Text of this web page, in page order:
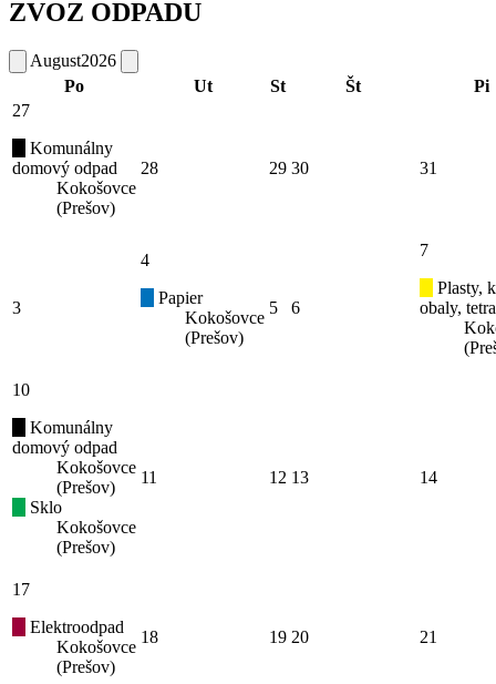
ZVOZ ODPADU
August2026
Po
Ut St Št
Pi
27
Komunálny
domový odpad
Kokošovce
(Prešov)
28 29 30 31
3
4
Papier
Kokošovce
(Prešov)
5 6
7
Plasty,
obaly,
10
Komunálny
domový odpad
Kokošovce
(Prešov)
Sklo
Kokošovce
(Prešov)
11 12 13 14
17
Elektroodpad
Kokošovce
(Prešov)
18 19 20 21